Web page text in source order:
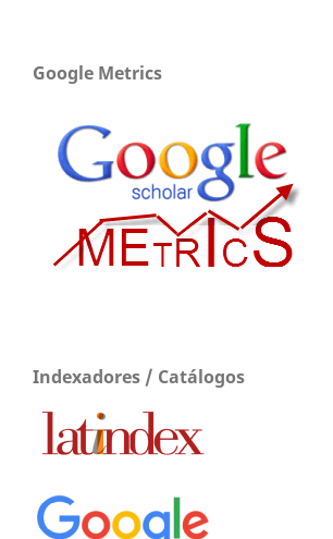
Google Metrics
Indexadores / Catálogos